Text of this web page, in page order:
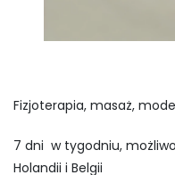
Fizjoterapia, masaż,
7 dni w tygodniu,
Holandii i Belgii